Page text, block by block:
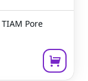
TIAM Pore